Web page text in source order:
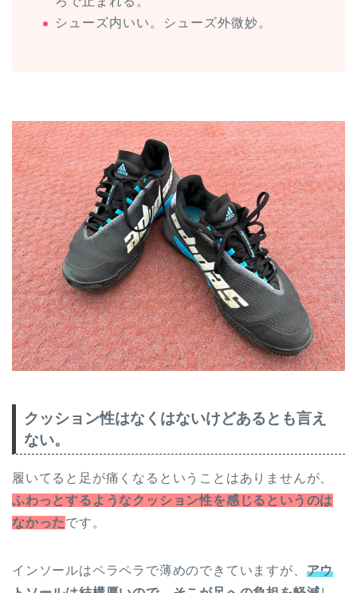
シューズ内いい。シューズ外微妙。
クッション性はなくはないけどあるとも言え
ない。
履いてると足が痛くなるということはありませんが、
ふわっとするようなクッション性を感じるというのは
なかったです。
インソールはペラペラで薄めのできていますが、 アウ